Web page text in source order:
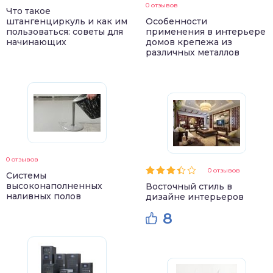
Что такое
штангенциркуль и как им
пользоваться: советы для
начинающих
0 отзывов
Системы
высоконаполненных
наливных полов
0 отзывов
Особенности
применения в интерьере
домов крепежа из
различных металлов
0 отзывов
Восточный стиль в
дизайне интерьеров
8